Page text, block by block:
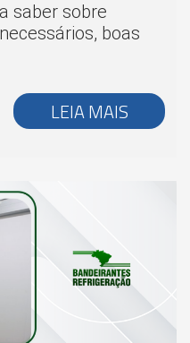
saber sobre
boas
LEIA MAIS